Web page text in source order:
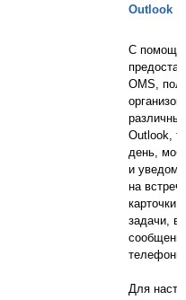
Outlook
С
OMS,
Outlook,
день,
и
на
карточки
задачи, в
Для